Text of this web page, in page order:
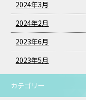
2024年3月
2024年2月
2023年6月
2023年5月
カテゴリー